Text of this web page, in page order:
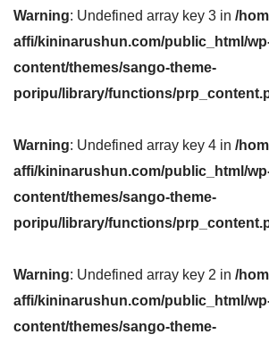
Warning: Undefined array key 3 in /
affi/kininarushun.com/public_html/
content/themes/sango-theme-
poripu/library/functions/
Warning: Undefined array key 4 in /
affi/kininarushun.com/public_html/
content/themes/sango-theme-
poripu/library/functions/
Warning: Undefined array key 2 in /
affi/kininarushun.com/public_html/
content/themes/sango-theme-